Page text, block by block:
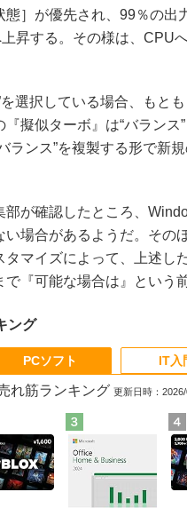
態］が優先され、99％の
昇する。その様は、CPU
選択している場合、もと
擬似ターボ』は“バランス
ランス”を複製する形で新
が確認したところ、
い場合があるようだ。その
マイズによって、上述し
『可能な場合は』という
ング
PCソフト
れ筋ランキング 更新日時：
IT入